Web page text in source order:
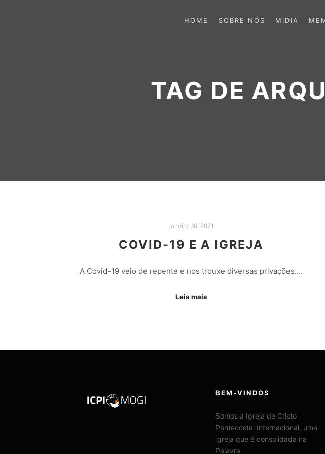
HOME SOBRE NÓS MIDIA
TAG DE
janeiro 30, 2021
COVID-19 E A IGREJA
A Covid-19 veio de repente e nos trouxe diversas privações.…
Leia mais
BEM-VINDOS
Somos a Igreja de Cristo
Pentecostal Internacional, uma
igreja que é consolidada na
Palavra.